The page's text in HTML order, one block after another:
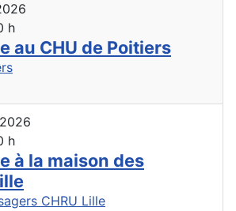
h
au CHU de Poitiers
h
à la maison des
CHRU Lille